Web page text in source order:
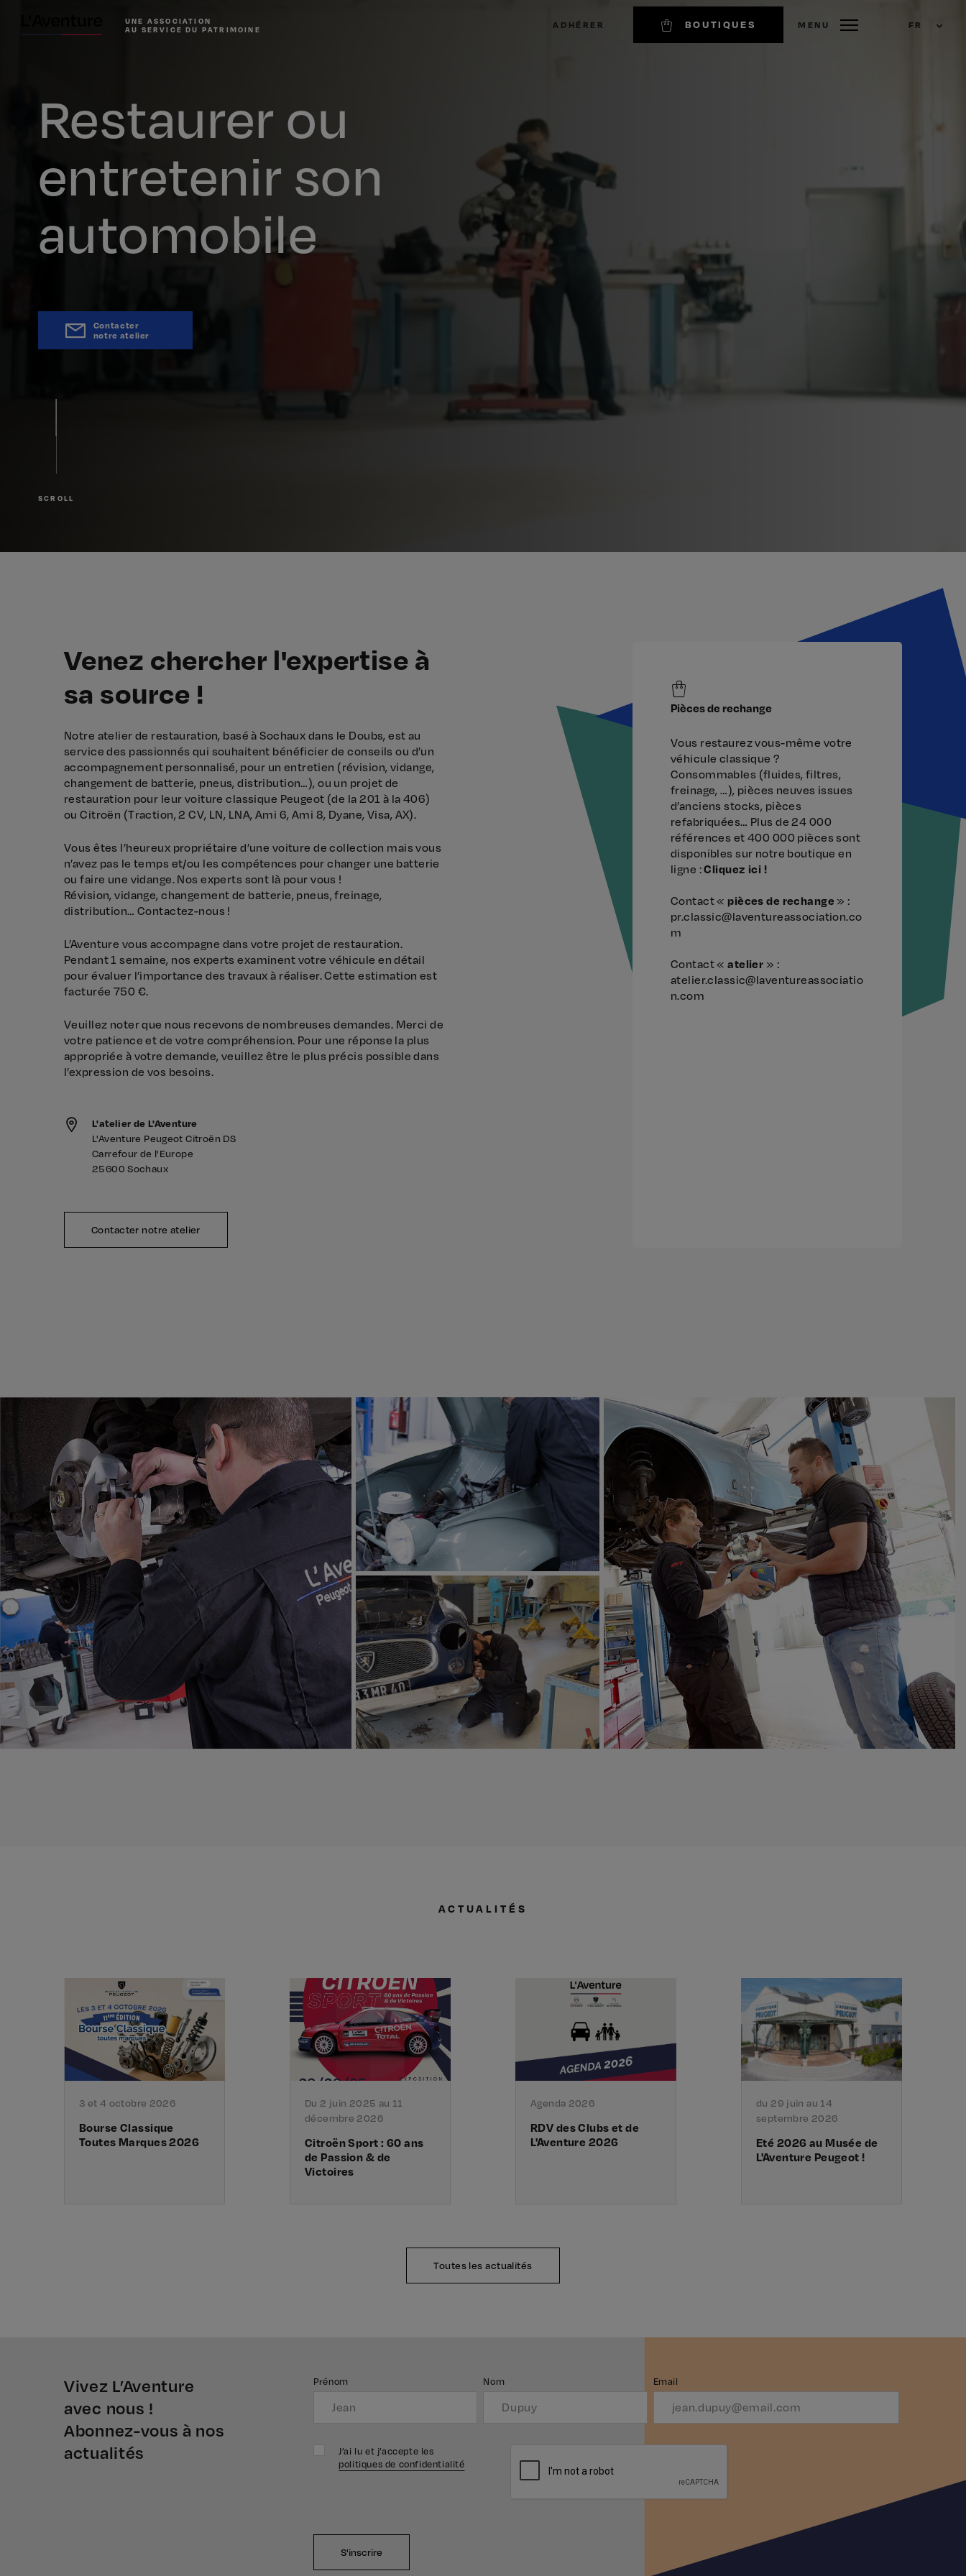
UNE ASSOCIATION
AU SERVICE DU PATRIMOINE
ADHÉRER BOUTIQUES MENU
FR
Restaurer ou
entretenir son
automobile
Contacter
notre atelier
SCROLL
Venez chercher l'expertise à
sa source !
Notre atelier de restauration, basé à Sochaux dans le Doubs, est au
service des passionnés qui souhaitent bénéficier de conseils ou d’un
accompagnement personnalisé, pour un entretien (révision, vidange,
changement de batterie, pneus, distribution…), ou un projet de
restauration pour leur voiture classique Peugeot (de la 201 à la 406)
ou Citroën (Traction, 2 CV, LN, LNA, Ami 6, Ami 8, Dyane, Visa, AX).
Vous êtes l’heureux propriétaire d’une voiture de collection mais vous
n’avez pas le temps et/ou les compétences pour changer une batterie
ou faire une vidange. Nos experts sont là pour vous !
Révision, vidange, changement de batterie, pneus, freinage,
distribution… Contactez-nous !
L’Aventure vous accompagne dans votre projet de restauration.
Pendant 1 semaine, nos experts examinent votre véhicule en détail
pour évaluer l’importance des travaux à réaliser. Cette estimation est
facturée 750 €.
Veuillez noter que nous recevons de nombreuses demandes. Merci de
votre patience et de votre compréhension. Pour une réponse la plus
appropriée à votre demande, veuillez être le plus précis possible dans
l’expression de vos besoins.
L'atelier de L'Aventure
L'Aventure Peugeot Citroën DS
Carrefour de l'Europe
25600 Sochaux
Contacter notre atelier
Pièces de rechange
Vous restaurez vous-même votre
véhicule classique ?
Consommables (fluides, filtres,
freinage, …), pièces neuves issues
d’anciens stocks, pièces
refabriquées… Plus de 24 000
références et 400 000 pièces sont
disponibles sur notre boutique en
ligne :Cliquez ici !
Contact « pièces de rechange » :
pr.classic@laventureassociation.co
m
Contact «atelier » :
atelier.classic@laventureassociatio
n.com
ACTUALITÉS
3 et 4 octobre 2026
Bourse Classique
Toutes Marques 2026
Du 2 juin 2025 au 11
décembre 2026
Citroën Sport : 60 ans
de Passion & de
Victoires
Agenda 2026
RDV des Clubs et de
L'Aventure 2026
du 29 juin au 14
septembre 2026
Eté 2026 au Musée de
L'Aventure Peugeot !
Toutes les actualités
Vivez L’Aventure
avec nous !
Abonnez-vous à nos
actualités
Prénom Nom Email
J’ai lu et j’accepte les
politiques de confidentialité
S'inscrire